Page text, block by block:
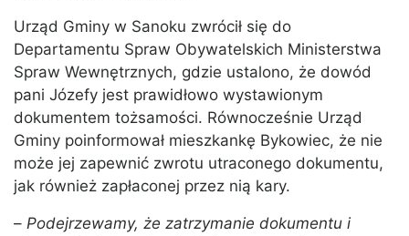
Urząd Gminy w Sanoku zwrócił się do
Departamentu Spraw Obywatelskich Ministerstwa
Spraw Wewnętrznych, gdzie ustalono, że dowód
pani Józefy jest prawidłowo wystawionym
dokumentem tożsamości. Równocześnie Urząd
Gminy poinformował mieszkankę Bykowiec, że nie
może jej zapewnić zwrotu utraconego dokumentu,
jak również zapłaconej przez nią kary.
– Podejrzewamy, że zatrzymanie dokumentu i